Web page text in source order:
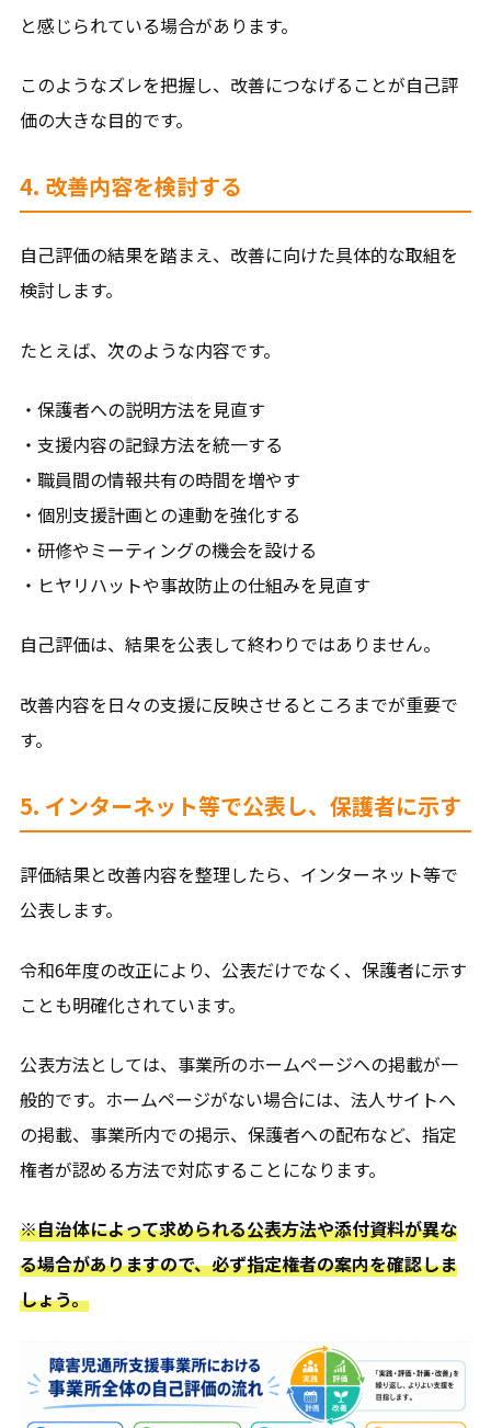
と感じられている場合があります。
このようなズレを把握し、改善につなげることが自己評
価の大きな目的です。
4. 改善内容を検討する
自己評価の結果を踏まえ、改善に向けた具体的な取組を
検討します。
たとえば、次のような内容です。
・保護者への説明方法を見直す
・支援内容の記録方法を統一する
・職員間の情報共有の時間を増やす
・個別支援計画との連動を強化する
・研修やミーティングの機会を設ける
・ヒヤリハットや事故防止の仕組みを見直す
自己評価は、結果を公表して終わりではありません。
改善内容を日々の支援に反映させるところまでが重要で
す。
5. インターネット等で公表し、保護者に示す
評価結果と改善内容を整理したら、インターネット等で
公表します。
令和6年度の改正により、公表だけでなく、保護者に示す
ことも明確化されています。
公表方法としては、事業所のホームページへの掲載が一
般的です。ホームページがない場合には、法人サイトへ
の掲載、事業所内での掲示、保護者への配布など、指定
権者が認める方法で対応することになります。
※自治体によって求められる公表方法や添付資料が異な
る場合がありますので、必ず指定権者の案内を確認しま
しょう。